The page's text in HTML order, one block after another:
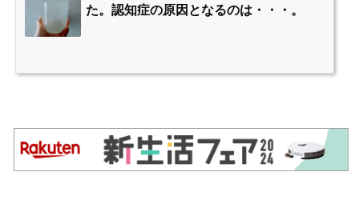
た。認知症の原因となるのは・・・。